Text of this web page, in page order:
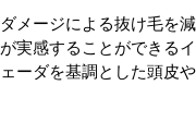
ダメージによる抜け毛を
が実感することができる
ェーダを基調とした頭皮